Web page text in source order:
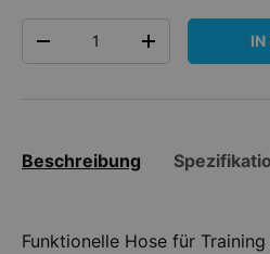
MENGE VERRINGERN
MENGE IN
Beschreibung
Funktionelle Hose für